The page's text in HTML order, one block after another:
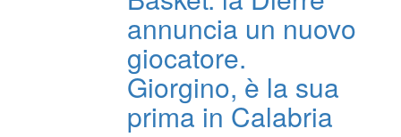
annuncia un nuovo
giocatore.
Giorgino, è la sua
prima in Calabria